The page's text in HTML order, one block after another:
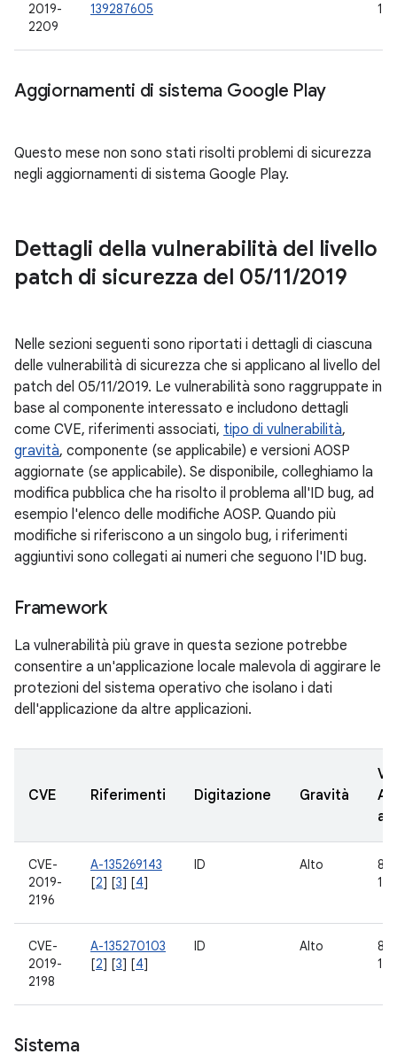
2019-
2209
139287605
10
Aggiornamenti di sistema Google Play
Questo mese non sono stati risolti problemi di sicurezza
negli aggiornamenti di sistema Google Play.
Dettagli della vulnerabilità del livello
patch di sicurezza del 05/11/2019
Nelle sezioni seguenti sono riportati i dettagli di ciascuna
delle vulnerabilità di sicurezza che si applicano al livello del
patch del 05/11/2019. Le vulnerabilità sono raggruppate in
base al componente interessato e includono dettagli
come CVE, riferimenti associati, tipo di vulnerabilità,
gravità, componente (se applicabile) e versioni AOSP
aggiornate (se applicabile). Se disponibile, colleghiamo la
modifica pubblica che ha risolto il problema all'ID bug, ad
esempio l'elenco delle modifiche AOSP. Quando più
modifiche si riferiscono a un singolo bug, i riferimenti
aggiuntivi sono collegati ai numeri che seguono l'ID bug.
Framework
La vulnerabilità più grave in questa sezione potrebbe
consentire a un'applicazione locale malevola di aggirare le
protezioni del sistema operativo che isolano i dati
dell'applicazione da altre applicazioni.
CVE Riferimenti Digitazione Gravità
CVE-
2019-
2196
A-135269143
[2] [3] [4]
ID Alto
10
CVE-
2019-
2198
A-135270103
[2] [3] [4]
ID Alto
10
Sistema